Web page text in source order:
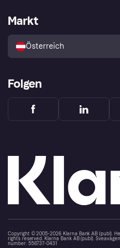
Shops entdecken
Händlerportal
Markt
Österreich
Folgen
Copyright © 2005-2026 Klarna Bank AB (publ).
rights reserved. Klarna Bank AB (publ).
number: 556737-0431